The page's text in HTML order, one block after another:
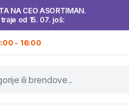
NA CEO ASORTIMAN.
od 15. 07. još:
- 16:00